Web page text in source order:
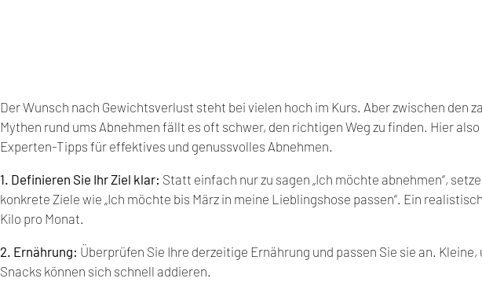
Der Wunsch nach Gewichtsverlust steht bei vielen hoch im Kurs. Aber zwischen den
Mythen rund ums Abnehmen fällt es oft schwer, den richtigen Weg zu finden. Hier also
Experten-Tipps für effektives und genussvolles Abnehmen.
1. Definieren Sie Ihr Ziel klar: Statt einfach nur zu sagen „Ich möchte abnehmen“,
konkrete Ziele wie „Ich möchte bis März in meine Lieblingshose passen“. Ein
Kilo pro Monat.
2. Ernährung: Überprüfen Sie Ihre derzeitige Ernährung und passen Sie sie an.
Snacks können sich schnell addieren.